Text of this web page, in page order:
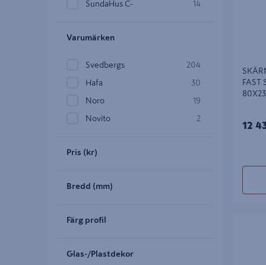
SundaHus C- 14
Varumärken
Svedbergs 204
Hafa 30
Noro 19
Novito 2
Pris (kr)
Bredd (mm)
Färg profil
Glas-/Plastdekor
FAST
12